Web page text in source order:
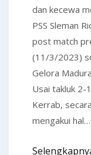
dan kecewa
PSS Sleman
post match
(11/3/2023)
Gelora
Usai takluk 2-
Kerrab,
mengakui hal…